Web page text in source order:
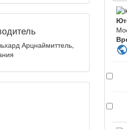
Арцнаймиттель,
public